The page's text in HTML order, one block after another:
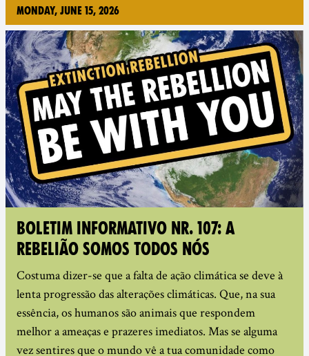
Monday, June 15, 2026
BOLETIM INFORMATIVO NR. 107: A
REBELIÃO SOMOS TODOS NÓS
Costuma dizer-se que a falta de ação climática se deve à
lenta progressão das alterações climáticas. Que, na sua
essência, os humanos são animais que respondem
melhor a ameaças e prazeres imediatos. Mas se alguma
vez sentires que o mundo vê a tua comunidade como